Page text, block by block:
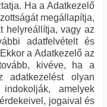
Ha a Adatkezelő
megállapítja,
helyreállítja, vagy az
adatfelvételt és
a Adatkezelő az
kivéve, ha a
adatkezelést olyan
amelyek
jogaival és